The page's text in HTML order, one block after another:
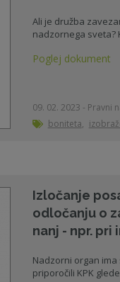
Ali je družba
nadzornega sveta?
Poglej dokument
09. 02. 2023 - Pravni
boniteta,
Izločanje
odločanju o
nanj - npr. pri
Nadzorni organ
priporočili KPK